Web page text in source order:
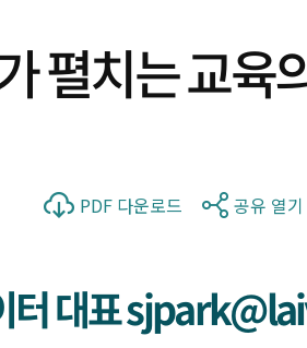
펼치는 교육
PDF 다운로드 공유 열기
터 대표